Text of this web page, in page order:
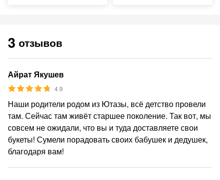
3 отзывов
Айрат Якушев
4.9
Наши родители родом из Ютазы, всё детство провели
там. Сейчас там живёт старшее поколение. Так вот, мы
совсем не ожидали, что вы и туда доставляете свои
букеты! Сумели порадовать своих бабушек и дедушек,
благодаря вам!